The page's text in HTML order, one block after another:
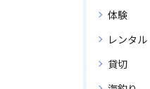
体験
レンタル
貸切